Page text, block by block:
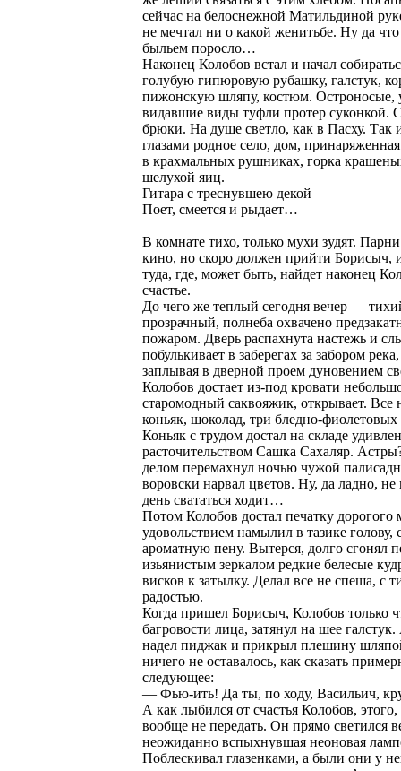
сейчас на белоснежной Матильдиной
не мечтал ни о какой женитьбе. Ну да
быльем поросло…
Наконец Колобов встал и начал
голубую гипюровую рубашку, галстук,
пижонскую шляпу, костюм. Остроносые,
видавшие виды туфли протер суконкой.
брюки. На душе светло, как в Пасху. Так
глазами родное село, дом,
в крахмальных рушниках, горка
шелухой яиц.
Гитара с треснувшею декой
Поет, смеется и рыдает…
В комнате тихо, только мухи зудят.
кино, но скоро должен прийти Борисыч,
туда, где, может быть, найдет наконец
счастье.
До чего же теплый сегодня вечер —
прозрачный, полнеба охвачено
пожаром. Дверь распахнута настежь и
побулькивает в заберегах за забором
заплывая в дверной проем дуновением
Колобов достает из-под кровати
старомодный саквояжик, открывает. Все
коньяк, шоколад, три бледно-фиолетовых
Коньяк с трудом достал на складе
расточительством Сашка Сахаляр.
делом перемахнул ночью чужой
воровски нарвал цветов. Ну, да ладно,
день свататься ходит…
Потом Колобов достал печатку дорогого
удовольствием намылил в тазике
ароматную пену. Вытерся, долго сгонял
изьянистым зеркалом редкие белесые
висков к затылку. Делал все не спеша, с
радостью.
Когда пришел Борисыч, Колобов только
багровости лица, затянул на шее галстук.
надел пиджак и прикрыл плешину
ничего не оставалось, как сказать
следующее:
— Фью-ить! Да ты, по ходу, Васильич,
А как лыбился от счастья Колобов,
вообще не передать. Он прямо светился
неожиданно вспыхнувшая неоновая
Поблескивал глазенками, а были они у